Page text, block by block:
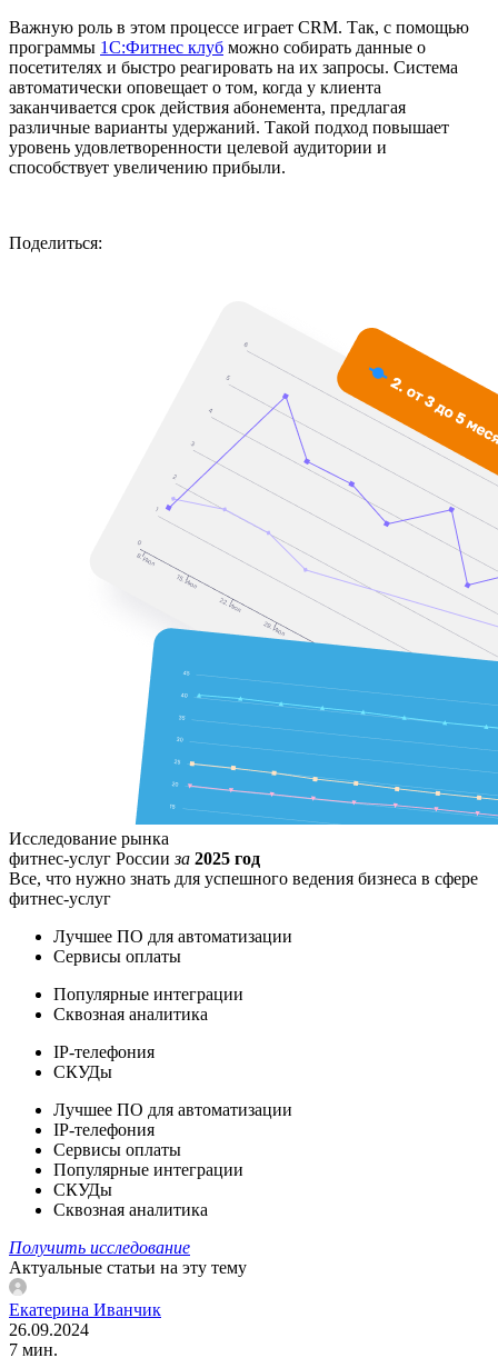
Важную роль в этом процессе играет CRM. Так, с помощью
программы 1С:Фитнес клуб можно собирать данные о
посетителях и быстро реагировать на их запросы. Система
автоматически оповещает о том, когда у клиента
заканчивается срок действия абонемента, предлагая
различные варианты удержаний. Такой подход повышает
уровень удовлетворенности целевой аудитории и
способствует увеличению прибыли.
Поделиться:
Исследование рынка
фитнес-услуг Россииза 2025 год
Все, что нужно знать для успешного ведения бизнеса в сфере
фитнес-услуг
Лучшее ПО для автоматизации
Сервисы оплаты
Популярные интеграции
Сквозная аналитика
IP-телефония
СКУДы
Лучшее ПО для автоматизации
IP-телефония
Сервисы оплаты
Популярные интеграции
СКУДы
Сквозная аналитика
Получить исследование
Актуальные статьи на эту тему
Екатерина Иванчик
26.09.2024
7 мин.